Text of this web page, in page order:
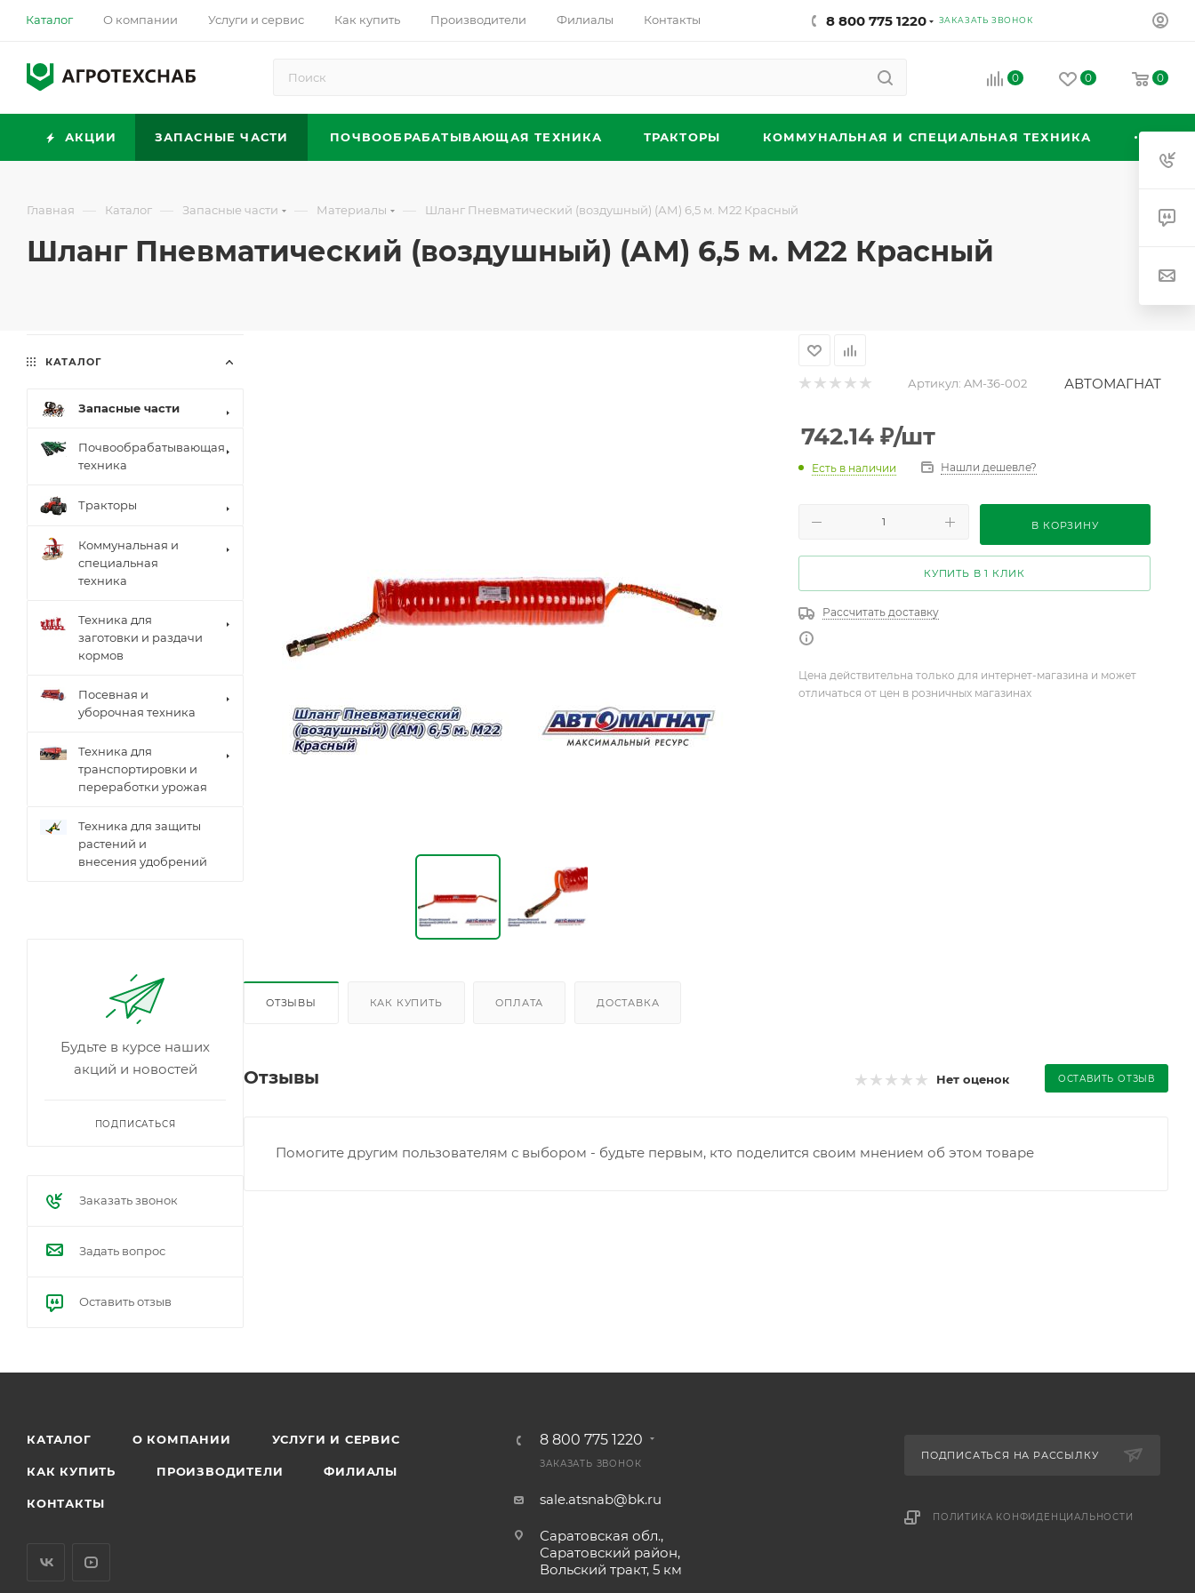
Каталог О компании Услуги и сервис Как купить Производители Филиалы Контакты 8 800 775 1220 ЗАКАЗАТЬ ЗВОНОК
0 0 0
АКЦИИ ЗАПАСНЫЕ ЧАСТИ ПОЧВООБРАБАТЫВАЮЩАЯ ТЕХНИКА ТРАКТОРЫ КОММУНАЛЬНАЯ И СПЕЦИАЛЬНАЯ ТЕХНИКА
Главная — Каталог — Запасные части — Материалы — Шланг Пневматический (воздушный) (АМ) 6,5 м. М22 Красный
Шланг Пневматический (воздушный) (АМ) 6,5 м. М22 Красный
Артикул: AM-36-002 АВТОМАГНАТ
742.14 ₽/шт
Есть в наличии Нашли дешевле?
В КОРЗИНУ
КУПИТЬ В 1 КЛИК
Рассчитать доставку
Цена действительна только для интернет-магазина и может
отличаться от цен в розничных магазинах
ОТЗЫВЫ КАК КУПИТЬ ОПЛАТА ДОСТАВКА
Отзывы Нет оценок ОСТАВИТЬ ОТЗЫВ
Помогите другим пользователям с выбором - будьте первым, кто поделится своим мнением об этом товаре
КАТАЛОГ
Запасные части
Почвообрабатывающая
техника
Тракторы
Коммунальная и
специальная
техника
Техника для
заготовки и раздачи
кормов
Посевная и
уборочная техника
Техника для
транспортировки и
переработки урожая
Техника для защиты
растений и
внесения удобрений
Будьте в курсе наших
акций и новостей
ПОДПИСАТЬСЯ
Заказать звонок
Задать вопрос
Оставить отзыв
КАТАЛОГ О КОМПАНИИ УСЛУГИ И СЕРВИС
КАК КУПИТЬ ПРОИЗВОДИТЕЛИ ФИЛИАЛЫ
КОНТАКТЫ
8 800 775 1220
ЗАКАЗАТЬ ЗВОНОК
sale.atsnab@bk.ru
Саратовская обл.,
Саратовский район,
Вольский тракт, 5 км
ПОДПИСАТЬСЯ НА РАССЫЛКУ
ПОЛИТИКА КОНФИДЕНЦИАЛЬНОСТИ